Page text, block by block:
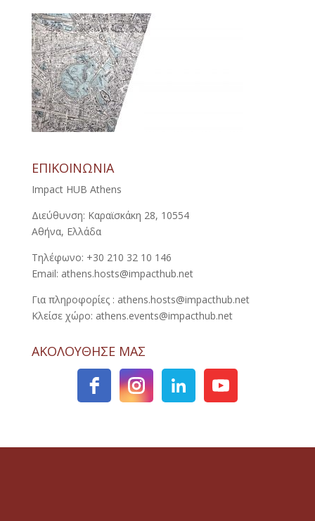
ΕΠΙΚΟΙΝΩΝΙΑ
Impact HUB Athens
Διεύθυνση: Καραϊσκάκη 28, 10554
Αθήνα, Ελλάδα
Τηλέφωνο: +30 210 32 10 146
Email: athens.hosts@impacthub.net
Για πληροφορίες : athens.hosts@impacthub.net
Κλείσε χώρο: athens.events@impacthub.net
ΑΚΟΛΟΥΘΗΣΕ ΜΑΣ